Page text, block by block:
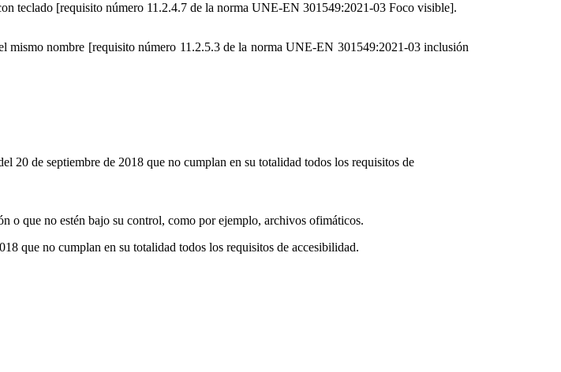
teclado [requisito número 11.2.4.7 de la norma UNE-EN 301549:2021-03 Foco visible].
mismo nombre [requisito número 11.2.5.3 de la norma UNE-EN 301549:2021-03 inclusión
20 de septiembre de 2018 que no cumplan en su totalidad todos los requisitos de
o que no estén bajo su control, como por ejemplo, archivos ofimáticos.
que no cumplan en su totalidad todos los requisitos de accesibilidad.